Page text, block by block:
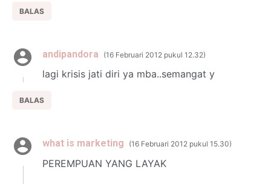
BALAS
andipandora 16 Februari 2012 pukul 12.32
lagi krisis jati diri ya mba..semangat y
BALAS
what is marketing 16 Februari 2012 pukul 15.30
PEREMPUAN YANG LAYAK